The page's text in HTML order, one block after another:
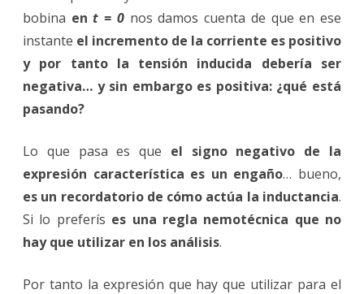
bobina ent = 0nos damos cuenta de que en ese
instante el incremento de la corriente es positivo
y por tanto la tensión inducida debería ser
negativa… y sin embargo es positiva: ¿qué está
pasando?
Lo que pasa es que el signo negativo de la
expresión característica es un engaño… bueno,
es un recordatorio de cómo actúa la inductancia.
Si lo preferís es una regla nemotécnica que no
hay que utilizar en los análisis.
Por tanto la expresión que hay que utilizar para el